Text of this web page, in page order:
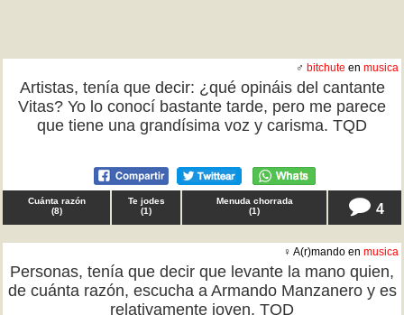
♂ bitchute en musica
Artistas, tenía que decir: ¿qué opináis del cantante
Vitas? Yo lo conocí bastante tarde, pero me parece
que tiene una grandísima voz y carisma. TQD
Cuánta razón
(8)
Te jodes
(1)
Menuda chorrada
(1) 4
♀ A(r)mando en musica
Personas, tenía que decir que levante la mano quien,
de cuánta razón, escucha a Armando Manzanero y es
relativamente joven. TQD